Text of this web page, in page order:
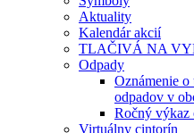
Aktuality
Kalendár akcií
TLAČIVÁ NA
Odpady
Oznámenie
odpadov v
Ročný výkaz
Virtuálny cintorín